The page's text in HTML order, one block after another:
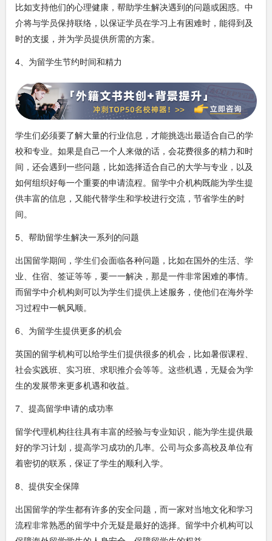
比如支持他们的心理健康，帮助学生解决遇到的问题或困惑。中
介将与学员保持联络，以保证学员在学习上有困难时，能得到及
时的支援，并为学员提供所需的方案。
4、为留学生节约时间和精力
学生们必须要了解大量的行业信息，才能挑选出最适合自己的学
校和专业。如果是自己一个人来做的话，会花费很多的精力和时
间，还会遇到一些问题，比如选择适合自己的大学与专业，以及
如何组织好每一个重要的申请流程。留学中介机构既能为学生提
供丰富的信息，又能代替学生和学校进行交流，节省学生的时
间。
5、帮助留学生解决一系列的问题
出国留学期间，学生们会面临各种问题，比如在国外的生活、学
业、住宿、签证等等，要一一解决，那是一件非常困难的事情。
而留学中介机构则可以为学生们提供上述服务，使他们在海外学
习过程中一帆风顺。
6、为留学生提供更多的机会
英国的留学机构可以给学生们提供很多的机会，比如暑假课程、
社会实践班、实习班、求职推介会等等。这些机遇，无疑会为学
生的发展带来更多机遇和收益。
7、提高留学申请的成功率
留学代理机构往往具有丰富的经验与专业知识，能为学生提供最
好的学习计划，提高学习成功的几率。公司与众多高校及单位有
着密切的联系，保证了学生的顺利入学。
8、提供安全保障
出国留学的学生都有许多的安全问题，而一家对当地文化和学习
流程非常熟悉的留学中介无疑是最好的选择。留学中介机构可以